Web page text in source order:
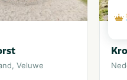
, Veluwe